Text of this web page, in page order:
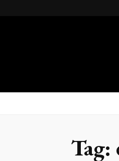
Gsteel
Tag: